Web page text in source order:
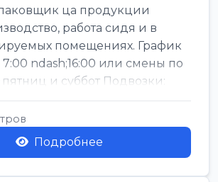
ца продукции
работа сидя и в
помещениях. График
7:00 ndash;16:00 или смены по
пятниц и суббот Подвозки:
Подробнее